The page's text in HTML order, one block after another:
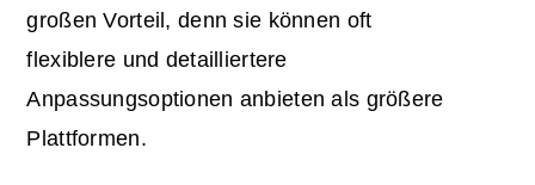
großen Vorteil, denn sie können oft
flexiblere und detailliertere
Anpassungsoptionen anbieten als größere
Plattformen.